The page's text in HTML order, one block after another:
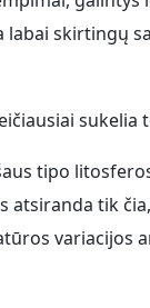
skirtingų
sukelia
tipo
atsiranda tik
variacijos